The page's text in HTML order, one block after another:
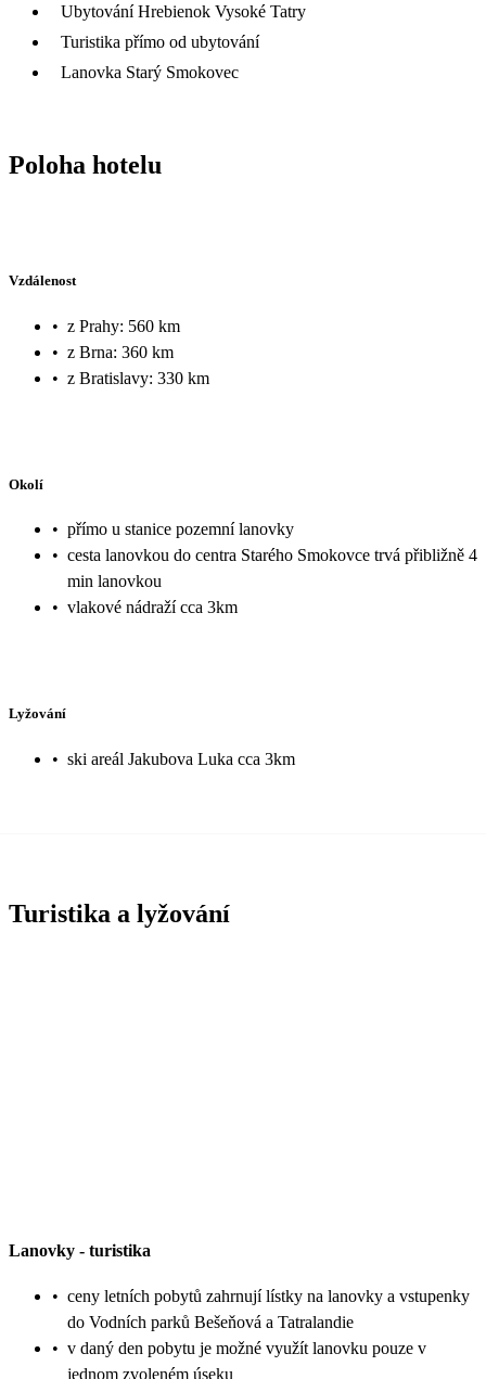
Ubytování Hrebienok Vysoké Tatry
Turistika přímo od ubytování
Lanovka Starý Smokovec
Poloha hotelu
Vzdálenost
• z Prahy: 560 km
• z Brna: 360 km
• z Bratislavy: 330 km
Okolí
• přímo u stanice pozemní lanovky
• cesta lanovkou do centra Starého Smokovce trvá přibližně 4
min lanovkou
• vlakové nádraží cca 3km
Lyžování
• ski areál Jakubova Luka cca 3km
Turistika a lyžování
Lanovky - turistika
• ceny letních pobytů zahrnují lístky na lanovky a vstupenky
do Vodních parků Bešeňová a Tatralandie
• v daný den pobytu je možné využít lanovku pouze v
jednom zvoleném úseku